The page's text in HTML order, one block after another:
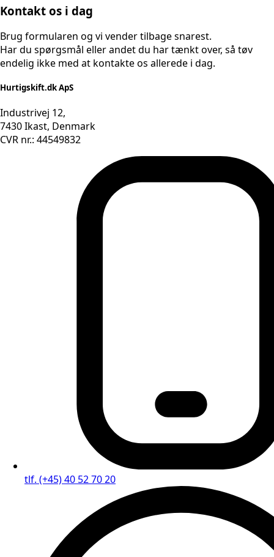
Kontakt os i dag
Brug formularen og vi vender tilbage snarest.
Har du spørgsmål eller andet du har tænkt over, så tøv
endelig ikke med at kontakte os allerede i dag.
Hurtigskift.dk ApS
Industrivej 12,
7430 Ikast, Denmark
CVR nr.: 44549832
tlf. (+45) 40 52 70 20